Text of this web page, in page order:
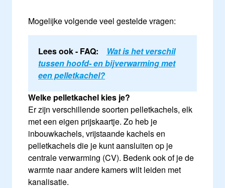
Mogelijke volgende veel gestelde vragen:
Lees ook - FAQ: Wat is het verschil
tussen hoofd- en bijverwarming met
een pelletkachel?
Welke pelletkachel kies je?
Er zijn verschillende soorten pelletkachels, elk
met een eigen prijskaartje. Zo heb je
inbouwkachels, vrijstaande kachels en
pelletkachels die je kunt aansluiten op je
centrale verwarming (CV). Bedenk ook of je de
warmte naar andere kamers wilt leiden met
kanalisatie.